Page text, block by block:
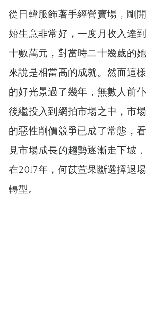
從日韓服飾著手經營賣場，剛開
始生意非常好，一度月收入達到
十數萬元，對當時二十幾歲的她
來說是相當高的成就。然而這樣
的好光景過了幾年，無數人前仆
後繼投入到網拍市場之中，市場
的惡性削價競爭已成了常態，看
見市場成長的趨勢逐漸走下坡，
在2017年，何苡萱果斷選擇退場
轉型。